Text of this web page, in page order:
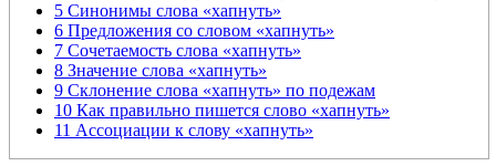
5 Синонимы слова «хапнуть»
6 Предложения со словом «хапнуть»
7 Сочетаемость слова «хапнуть»
8 Значение слова «хапнуть»
9 Склонение слова «хапнуть» по подежам
10 Как правильно пишется слово «хапнуть»
11 Ассоциации к слову «хапнуть»